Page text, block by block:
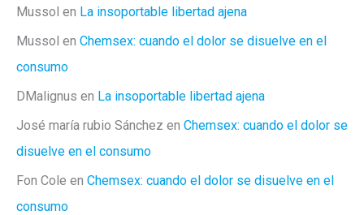
Mussol en La insoportable libertad ajena
Mussol en Chemsex: cuando el dolor se disuelve en el
consumo
DMalignus en La insoportable libertad ajena
José maría rubio Sánchez en Chemsex: cuando el dolor se
disuelve en el consumo
Fon Cole en Chemsex: cuando el dolor se disuelve en el
consumo